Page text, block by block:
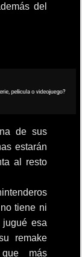
del
de sus
estarán
al resto
tiene ni
esa
remake
más